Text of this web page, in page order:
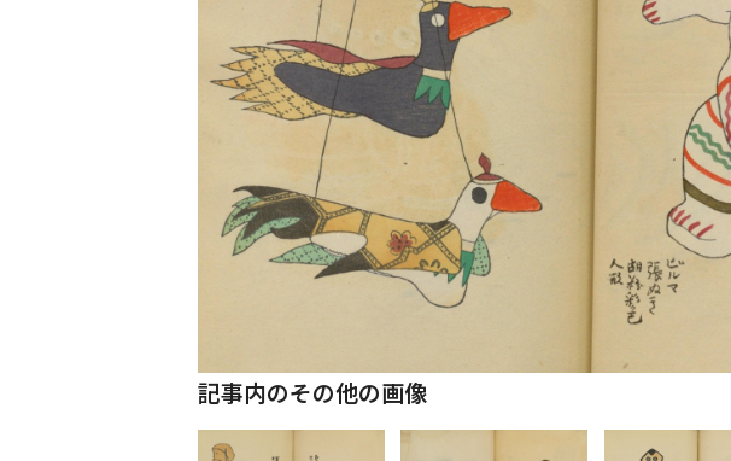
記事内のその他の画像